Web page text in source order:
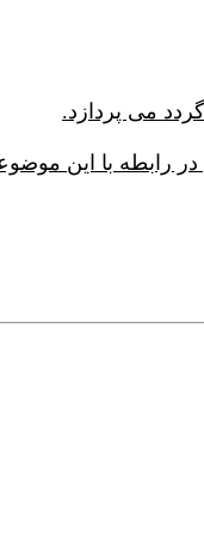
در رابطه با این